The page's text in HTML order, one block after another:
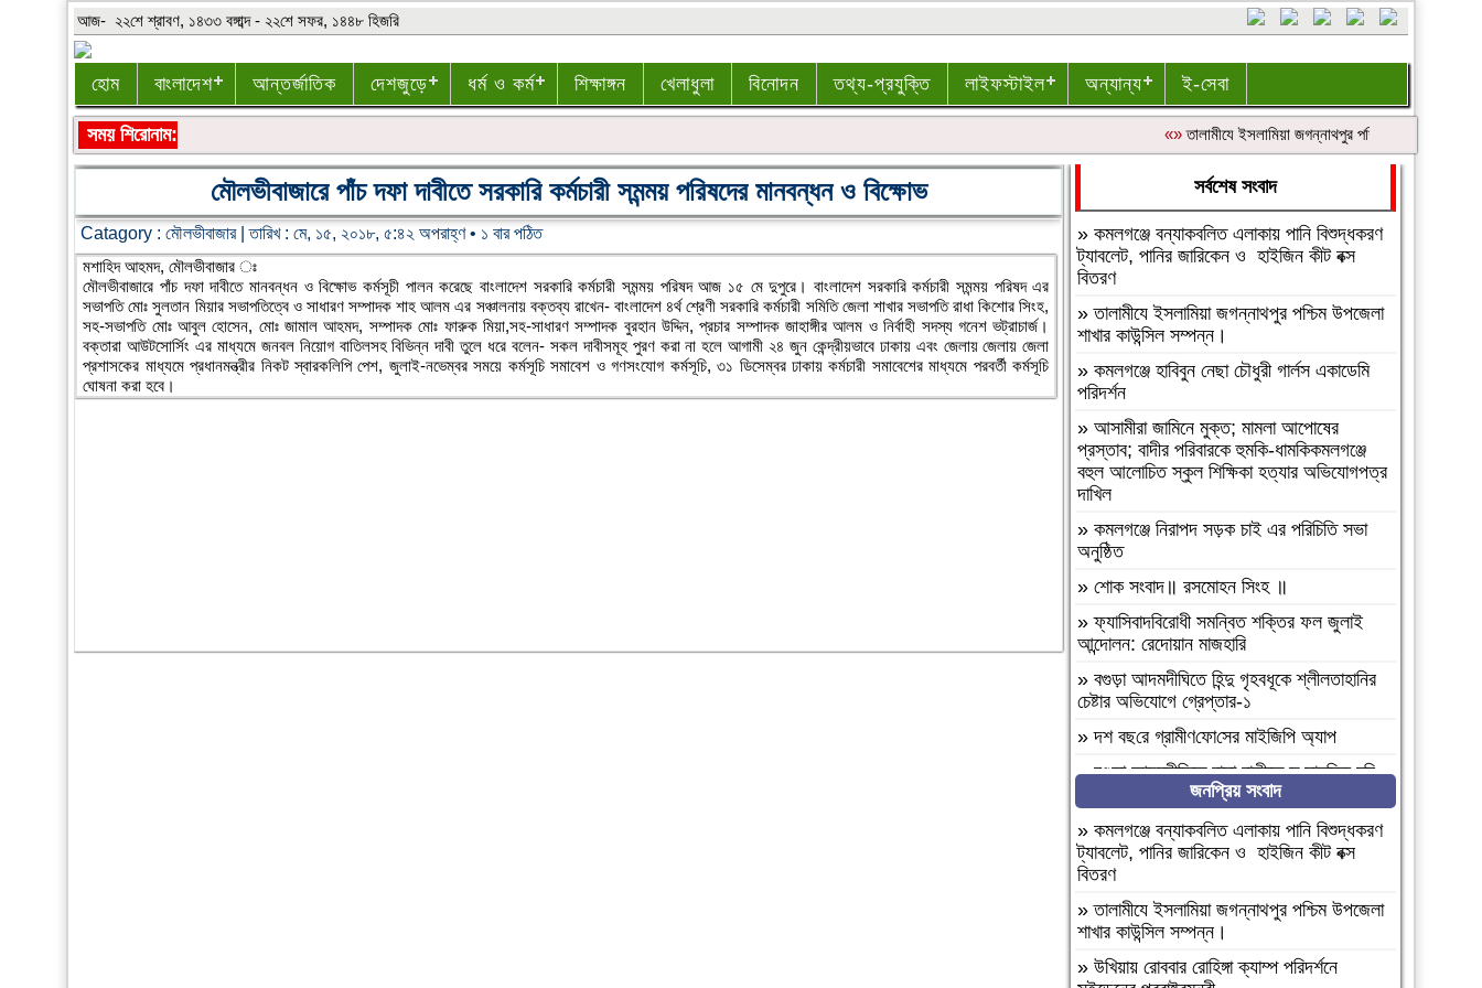
আজ- ২২শে শ্রাবণ, ১৪৩৩ বঙ্গাব্দ - ২২শে সফর, ১৪৪৮ হিজরি
হোম বাংলাদেশ আন্তর্জাতিক দেশজুড়ে ধর্ম ও কর্ম শিক্ষাঙ্গন খেলাধুলা বিনোদন তথ্য-প্রযুক্তি লাইফস্টাইল অন্যান্য ই-সেবা
সময় শিরোনাম: «»‎তালামীযে ইসলামিয়া জগন্নাথপুর পশ্চিম উপজেলা শাখার
মৌলভীবাজারে পাঁচ দফা দাবীতে সরকারি কর্মচারী সমন্ময় পরিষদের মানবন্ধন ও বিক্ষোভ
Catagory :মৌলভীবাজার| তারিখ : মে, ১৫, ২০১৮, ৫:৪২ অপরাহ্ণ • ১ বার পঠিত
মশাহিদ আহমদ, মৌলভীবাজার ঃ
মৌলভীবাজারে পাঁচ দফা দাবীতে মানবন্ধন ও বিক্ষোভ কর্মসূচী পালন করেছে বাংলাদেশ সরকারি কর্মচারী সমন্ময় পরিষদ আজ ১৫ মে দুপুরে। বাংলাদেশ সরকারি কর্মচারী সমন্ময় পরিষদ এর
সভাপতি মোঃ সুলতান মিয়ার সভাপতিত্বে ও সাধারণ সম্পাদক শাহ আলম এর সঞ্চালনায় বক্তব্য রাখেন- বাংলাদেশ ৪র্থ শ্রেণী সরকারি কর্মচারী সমিতি জেলা শাখার সভাপতি রাধা কিশোর সিংহ,
সহ-সভাপতি মোঃ আবুল হোসেন, মোঃ জামাল আহমদ, সম্পাদক মোঃ ফারুক মিয়া,সহ-সাধারণ সম্পাদক বুরহান উদ্দিন, প্রচার সম্পাদক জাহাঙ্গীর আলম ও নির্বাহী সদস্য গনেশ ভট্রাচার্জ।
বক্তারা আউটসোর্সিং এর মাধ্যমে জনবল নিয়োগ বাতিলসহ বিভিন্ন দাবী তুলে ধরে বলেন- সকল দাবীসমূহ পুরণ করা না হলে আগামী ২৪ জুন কেন্দ্রীয়ভাবে ঢাকায় এবং জেলায় জেলায় জেলা
প্রশাসকের মাধ্যমে প্রধানমন্ত্রীর নিকট স্বারকলিপি পেশ, জুলাই-নভেম্বর সময়ে কর্মসূচি সমাবেশ ও গণসংযোগ কর্মসূচি, ৩১ ডিসেম্বর ঢাকায় কর্মচারী সমাবেশের মাধ্যমে পরবর্তী কর্মসূচি
ঘোষনা করা হবে।
সর্বশেষ সংবাদ
»কমলগঞ্জে বন্যাকবলিত এলাকায় পানি বিশুদ্ধকরণ
ট্যাবলেট, পানির জারিকেন ও হাইজিন কীট বক্স
বিতরণ
»‎তালামীযে ইসলামিয়া জগন্নাথপুর পশ্চিম উপজেলা
শাখার কাউন্সিল সম্পন্ন।
»কমলগঞ্জে হাবিবুন নেছা চৌধুরী গার্লস একাডেমি
পরিদর্শন
»আসামীরা জামিনে মুক্ত; মামলা আপোষের
প্রস্তাব; বাদীর পরিবারকে হুমকি-ধামকিকমলগঞ্জে
বহুল আলোচিত স্কুল শিক্ষিকা হত্যার অভিযোগপত্র
দাখিল
»কমলগঞ্জে নিরাপদ সড়ক চাই এর পরিচিতি সভা
অনুষ্ঠিত
»শোক সংবাদ॥ রসমোহন সিংহ ॥
»ফ্যাসিবাদবিরোধী সমন্বিত শক্তির ফল জুলাই
আন্দোলন: রেদোয়ান মাজহারি
»বগুড়া আদমদীঘিতে হিন্দু গৃহবধূকে শ্লীলতাহানির
চেষ্টার অভিযোগে গ্রেপ্তার-১
»দশ বছ‌রে গ্রামীণ‌ফো‌সের মাইজিপি অ্যাপ
»বগুড়া আদমদীঘিতে বাসা বাড়ীতে দুঃসাহসিক চুরি
»দুপচাঁচিয়া ট্রেনে কাটা পড়ে যুবকের মৃত্যু
»চারপাশে সবকিছু আগের মতোই আছে, শুধু
তোমরাই নেই”—উলুয়াইল মাদ্রাসায় আলিম
পরীক্ষার্থী ২০২৬ এর অশ্রুসিক্ত বিদায়।
» সিলেট রেঞ্জের শ্রেষ্ঠ অফিসার ইনচার্জ নির্বাচিত
হলেন মৌলভীবাজার মডেল থানার অফিসার ইনচার্জ
জনপ্রিয় সংবাদ
»কমলগঞ্জে বন্যাকবলিত এলাকায় পানি বিশুদ্ধকরণ
ট্যাবলেট, পানির জারিকেন ও হাইজিন কীট বক্স
বিতরণ
»‎তালামীযে ইসলামিয়া জগন্নাথপুর পশ্চিম উপজেলা
শাখার কাউন্সিল সম্পন্ন।
»উখিয়ায় রোববার রোহিঙ্গা ক্যাম্প পরিদর্শনে